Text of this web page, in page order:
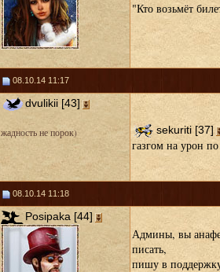
"Кто возьмёт
08.10.14 11:17
dvulikii [43]
жадность не порок) sekuriti [37]
газгом на урон
08.10.14 11:18
Posipaka [44]
Админы, вы
писать,
пишу в